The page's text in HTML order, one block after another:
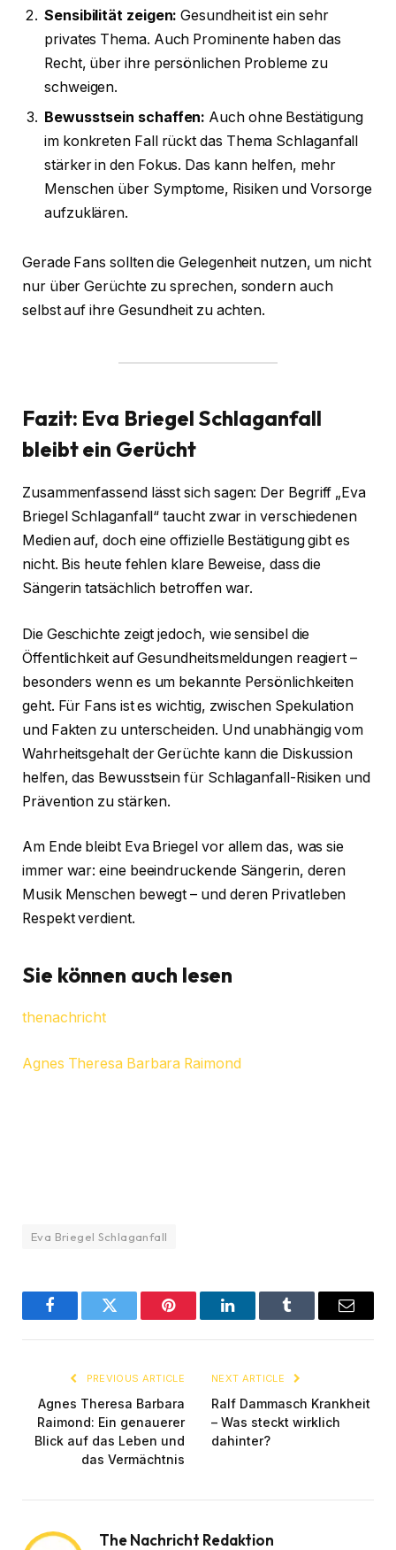
Sensibilität zeigen: Gesundheit ist ein sehr
privates Thema. Auch Prominente haben das
Recht, über ihre persönlichen Probleme zu
schweigen.
Bewusstsein schaffen: Auch ohne Bestätigung
im konkreten Fall rückt das Thema Schlaganfall
stärker in den Fokus. Das kann helfen, mehr
Menschen über Symptome, Risiken und Vorsorge
aufzuklären.
Gerade Fans sollten die Gelegenheit nutzen, um nicht
nur über Gerüchte zu sprechen, sondern auch
selbst auf ihre Gesundheit zu achten.
Fazit: Eva Briegel Schlaganfall
bleibt ein Gerücht
Zusammenfassend lässt sich sagen: Der Begriff „Eva
Briegel Schlaganfall“ taucht zwar in verschiedenen
Medien auf, doch eine offizielle Bestätigung gibt es
nicht. Bis heute fehlen klare Beweise, dass die
Sängerin tatsächlich betroffen war.
Die Geschichte zeigt jedoch, wie sensibel die
Öffentlichkeit auf Gesundheitsmeldungen reagiert –
besonders wenn es um bekannte Persönlichkeiten
geht. Für Fans ist es wichtig, zwischen Spekulation
und Fakten zu unterscheiden. Und unabhängig vom
Wahrheitsgehalt der Gerüchte kann die Diskussion
helfen, das Bewusstsein für Schlaganfall-Risiken und
Prävention zu stärken.
Am Ende bleibt Eva Briegel vor allem das, was sie
immer war: eine beeindruckende Sängerin, deren
Musik Menschen bewegt – und deren Privatleben
Respekt verdient.
Sie können auch lesen
thenachricht
Agnes Theresa Barbara Raimond
Eva Briegel Schlaganfall
FacebookTwitter Pinterest LinkedInTumblr Email
PREVIOUS ARTICLE
Agnes Theresa Barbara
Raimond: Ein genauerer
Blick auf das Leben und
das Vermächtnis
NEXT ARTICLE
Ralf Dammasch Krankheit
– Was steckt wirklich
dahinter?
The Nachricht Redaktion